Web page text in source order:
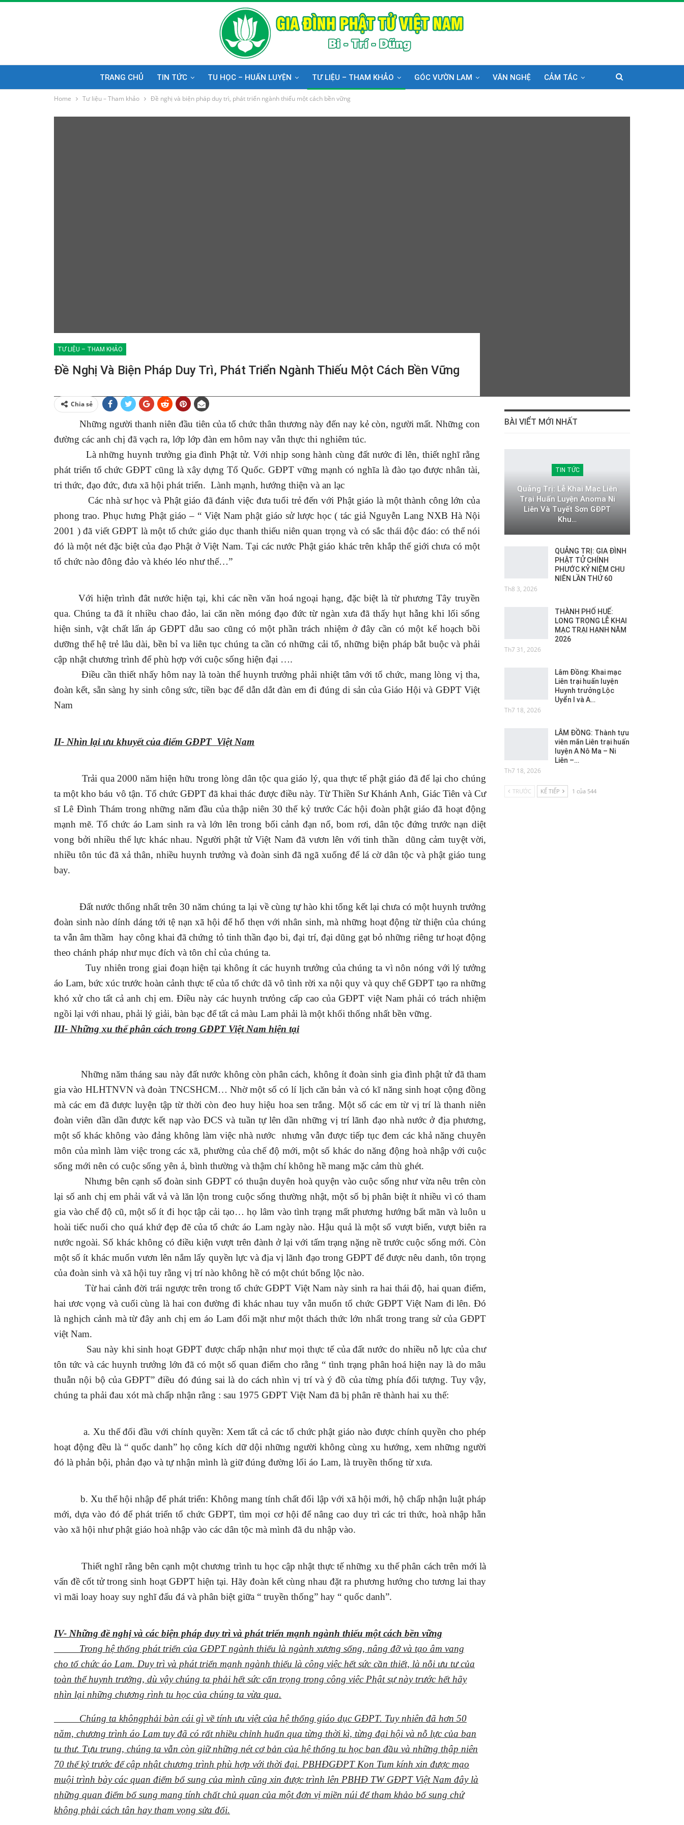
TRANG CHỦ TIN TỨC TU HỌC – HUẤN LUYỆN TƯ LIỆU – THAM KHẢO GÓC VƯỜN LAM VĂN NGHỆ CẢM TÁC
Home Tư liệu – Tham khảo Đề nghị và biện pháp duy trì, phát triển ngành thiếu một cách bền vững
TƯ LIỆU – THAM KHẢO
Đề Nghị Và Biện Pháp Duy Trì, Phát Triển Ngành Thiếu Một Cách Bền Vững
Chia sẻ
Những người thanh niên đầu tiên của tổ chức thân thương này đến nay kẻ còn, người mất. Những con
đường các anh chị đã vạch ra, lớp lớp đàn em hôm nay vẫn thực thi nghiêm túc.
Là những huynh trưởng gia đình Phật tử. Với nhịp song hành cùng đất nước đi lên, thiết nghĩ rằng
phát triển tổ chức GĐPT cũng là xây dựng Tổ Quốc. GĐPT vững mạnh có nghĩa là đào tạo được nhân tài,
tri thức, đạo đức, đưa xã hội phát triển. Lành mạnh, hướng thiện và an lạc
Các nhà sư học và Phật giáo đã đánh việc đưa tuổi trẻ đến với Phật giáo là một thành công lớn của
phong trao. Phục hưng Phật giáo – “ ViệtNam phật giáo sử lược học ( tác giả Nguyễn Lang NXB Hà Nội
2001 ) đã viết GĐPT là một tổ chức giáo dục thanh thiếu niên quan trọng và có sắc thái độc đáo: có thể nói
đó là một nét đặc biệt của đạo Phật ở Việt Nam. Tại các nước Phật giáo khác trên khắp thế giới chưa có một
tổ chức nào đông đảo và khéo léo như thế…”
Với hiện trình đât nước hiện tại, khi các nền văn hoá ngoại hạng, đặc biệt là từ phương Tây truyền
qua. Chúng ta đã ít nhiều chao đảo, lai căn nền móng đạo đức từ ngàn xưa đã thấy hụt hẫng khi lối sống
hiện sinh, vật chất lấn áp GĐPT dẫu sao cũng có một phần trách nhiệm ở đây cần có một kế hoạch bồi
dưỡng thế hệ trẻ lâu dài, bền bỉ va liên tục chúng ta cần có những cải tổ, những biện pháp bắt buộc và phải
cập nhật chương trình để phù hợp với cuộc sống hiện đại ….
Điều cần thiết nhấy hôm nay là toàn thể huynh trưởng phải nhiệt tâm với tổ chức, mang lòng vị tha,
đoàn kết, sẵn sàng hy sinh công sức, tiền bạc để dẫn dắt đàn em đi đúng di sản của Giáo Hội và GĐPT Việt
Nam
II- Nhìn lại ưu khuyết của điểm GĐPT Việt Nam
Trải qua 2000 năm hiện hữu trong lòng dân tộc qua giáo lý, qua thực tế phật giáo đã để lại cho chúng
ta một kho báu vô tận. Tổ chức GĐPT đã khai thác được điều này. Từ Thiền Sư Khánh Anh, Giác Tiên và Cư
sĩ Lê Đình Thám trong những năm đầu của thập niên 30 thế kỷ trước Các hội đoàn phật giáo đã hoạt động
mạnh mẽ. Tổ chức áo Lam sinh ra và lớn lên trong bối cảnh đạn nổ, bom rơi, dân tộc đứng trước nạn diệt
vong bởi nhiều thế lực khác nhau. Người phật tử Việt Nam đã vươn lên với tinh thần
dũng cảm tuyệt vời,
nhiều tôn túc đã xả thân, nhiều huynh trưởng và đoàn sinh đã ngã xuống để lá cờ dân tộc và phật giáo tung
bay.
Đất nước thống nhất trên 30 năm chúng ta lại về cùng tự hào khi tổng kết lại chưa có một huynh trưởng
đoàn sinh nào dính dáng tới tệ nạn xã hội để hổ thẹn với nhân sinh, mà những hoạt động từ thiện của chúng
ta vẫn âm thầm hay công khai đã chứng tỏ tinh thần đạo bi, đại trí, đại dũng gạt bỏ những riêng tư hoạt động
theo chánh pháp như mục đích và tôn chỉ của chúng ta.
Tuy nhiên trong giai đoạn hiện tại không ít các huynh trưởng của chúng ta vì nôn nóng với lý tưởng
áo Lam, bức xúc trước hoàn cảnh thực tế của tổ chức dã vô tình rời xa nội quy và quy chế GĐPT tạo ra những
khó xử cho tất cả anh chị em. Điều này các huynh trưỏng cấp cao của GĐPT việt Nam phải có trách nhiệm
ngồi lại với nhau, phải lý giải, bàn bạc để tất cả màu Lam phải là một khối thống nhất bền vững.
III- Những xu thế phân cách trong GĐPT Việt Nam hiện tại
Những năm tháng sau này đất nước không còn phân cách, không ít đoàn sinh gia đình phật tử đã tham
gia vào HLHTNVN và đoàn TNCSHCM… Nhờ một số có lí lịch căn bản và có kĩ năng sinh hoạt cộng đồng
mà các em đã được luyện tập từ thời còn đeo huy hiệu hoa sen trắng. Một số các em từ vị trí là thanh niên
đoàn viên dần dần được kết nạp vào ĐCS và tuần tự lên dần những vị trí lãnh đạo nhà nước ở địa phương,
một số khác không vào đảng không làm việc nhà nước
nhưng vẫn được tiếp tục đem các khả năng chuyên
môn của mình làm việc trong các xã, phường của chế độ mới, một số khác do năng động hoà nhập với cuộc
sống mới nên có cuộc sống yên ả, bình thường và thậm chí không hề mang mặc cảm thù ghét.
Nhưng bên cạnh số đoàn sinh GĐPT có thuận duyên hoà quyện vào cuộc sống như vừa nêu trên còn
lại số anh chị em phải vất vả và lăn lộn trong cuộc sống thường nhật, một số bị phân biệt ít nhiều vì có tham
gia vào chế độ cũ, một số ít đi học tập cải tạo… họ lâm vào tình trạng mất phương hướng bất mãn và luôn u
hoài tiếc nuối cho quá khứ đẹp đẽ của tổ chức áo Lam ngày nào. Hậu quả là một số vượt biển, vượt biên ra
nước ngoài. Số khác không có điều kiện vượt trên đành ở lại với tấm trạng nặng nề trước cuộc sống mới. Còn
một số ít khác muốn vươn lên nắm lấy quyền lực và địa vị lãnh đạo trong GĐPT để được nêu danh, tôn trọng
của đoàn sinh và xã hội tuy rằng vị trí nào không hề có một chút bổng lộc nào.
Từ hai cảnh đời trái ngược trên trong tổ chức GĐPT Việt Nam này sinh ra hai thái độ, hai quan điểm,
hai ươc vọng và cuối cùng là hai con đường đi khác nhau tuy vẫn muốn tổ chức GĐPT Việt Nam đi lên. Đó
là nghịch cảnh mà từ đây anh chị em áo Lam đối mặt như một thách thức lớn nhất trong trang sử của GĐPT
việt Nam.
Sau này khi sinh hoạt GĐPT được chấp nhận như mọi thực tế của đất nước do nhiều nỗ lực của chư
tôn tức và các huynh trưởng lớn đã có một số quan điểm cho rằng “ tình trạng phân hoá hiện nay là do mâu
thuẫn nội bộ của GĐPT” điều đó đúng sai là do cách nhìn vị trí và ý đồ của từng phía đối tượng. Tuy vậy,
chúng ta phải đau xót mà chấp nhận rằng : sau 1975 GĐPT Việt Nam đã bị phân rẽ thành hai xu thế:
a. Xu thế đối đầu với chính quyền: Xem tất cả các tổ chức phật giáo nào được chính quyền cho phép
hoạt động đều là “ quốc danh” họ công kích dữ dội những người không cùng xu hướng, xem những người
đó là phản bội, phản đạo và tự nhận mình là giữ đúng đường lối áo Lam, là truyền thống từ xưa.
b. Xu thế hội nhập để phát triển: Không mang tính chất đối lập với xã hội mới, hộ chấp nhận luật pháp
mới, dựa vào đó để phát triển tổ chức GĐPT, tìm mọi cơ hội để nâng cao duy trì các tri thức, hoà nhập hẵn
vào xã hội như phật giáo hoà nhập vào các dân tộc mà mình đã du nhập vào.
Thiết nghĩ rằng bên cạnh một chương trình tu học cập nhật thực tế những xu thế phân cách trên mới là
vấn đề cốt tử trong sinh hoạt GĐPT hiện tại. Hãy đoàn kết cùng nhau đặt ra phương hướng cho tương lai thay
vì mãi loay hoay suy nghĩ đấu đá và phân biệt giữa “ truyền thống” hay “ quốc danh”.
IV- Những đề nghị và các biện pháp duy trì và phát triển mạnh ngành thiếu một cách bền vững
Trong hệ thống phát triển của GĐPT ngành thiếu là ngành xương sống, nâng đỡ và tạo âm vang
cho tổ chức áo Lam. Duy trì và phát triển mạnh ngành thiếu là công việc hết sức cần thiết, là nỗi ưu tư của
toàn thể huynh trưởng, dù vậy chúng ta phải hết sức cẩn trọng trong công việc Phật sự này trước hết hãy
nhìn lại những chương rình tu học của chúng ta vừa qua.
Chúng ta khôngphải bàn cái gì về tính ưu việt của hệ thống giáo dục GĐPT. Tuy nhiên đã hơn 50
năm, chương trình áo Lam tuy đã có rất nhiều chỉnh huấn qua từng thời kì, từng đại hội và nỗ lực của ban
tu thư. Tựu trung, chúng ta vẫn còn giữ những nét cơ bản của hệ thống tu học ban đầu và những thập niên
70 thế kỷ trước để cập nhật chương trình phù hợp với thời đại. PBHĐGĐPT Kon Tum kính xin được mạo
muội trình bày các quan điểm bổ sung của mình cũng xin được trình lên PBHĐ TW GĐPT Việt Nam đây là
những quan điểm bổ sung mang tính chất chủ quan của một đơn vị miền núi để tham khảo bổ sung chứ
không phải cách tân hay tham vọng sửa đổi.
BÀI VIỂT MỚI NHẤT
TIN TỨC
Quảng Trị: Lễ Khai Mạc Liên
Trại Huấn Luyện Anoma Ni
Liên Và Tuyết Sơn GĐPT
Khu…
QUẢNG TRỊ: GIA ĐÌNH
PHẬT TỬ CHÍNH
PHƯỚC KỶ NIỆM CHU
NIÊN LẦN THỨ 60
Th8 3, 2026
THÀNH PHỐ HUẾ:
LONG TRỌNG LỄ KHAI
MẠC TRẠI HẠNH NĂM
2026
Th7 31, 2026
Lâm Đồng: Khai mạc
Liên trại huấn luyện
Huynh trưởng Lộc
Uyển I và A…
Th7 18, 2026
LÂM ĐỒNG: Thành tựu
viên mãn Liên trại huấn
luyện A Nô Ma – Ni
Liên –…
Th7 18, 2026
TRƯỚC KẾ TIẾP 1 của 544